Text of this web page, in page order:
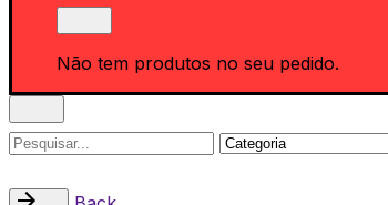
Não tem produtos no seu pedido.
Search
for